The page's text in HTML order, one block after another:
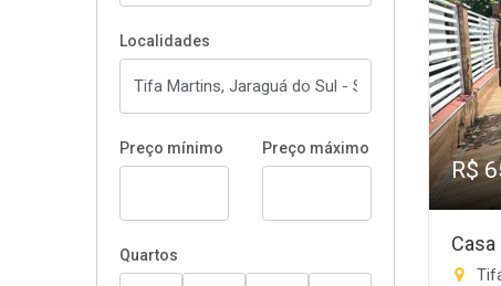
Localidades
Preço mínimo Preço máximo
Quartos
R$